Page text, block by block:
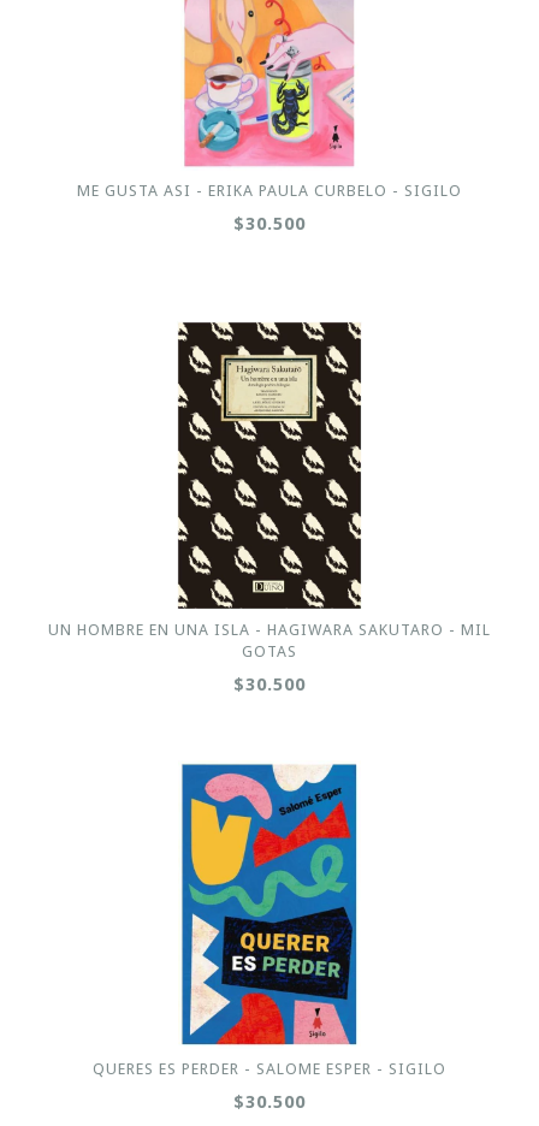
ME GUSTA ASI - ERIKA PAULA CURBELO - SIGILO
$30.500
UN HOMBRE EN UNA ISLA - HAGIWARA SAKUTARO - MIL
GOTAS
$30.500
QUERES ES PERDER - SALOME ESPER - SIGILO
$30.500